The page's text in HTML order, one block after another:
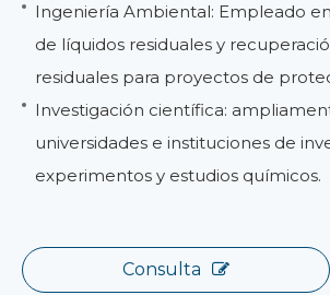
Ingeniería Ambiental: Empleado
de líquidos residuales y
residuales para proyectos de
Investigación científica:
universidades e instituciones de
experimentos y estudios químicos.
Consulta